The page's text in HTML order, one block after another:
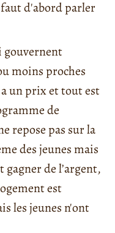
d'abord parler
gouvernent
moins proches
un prix et tout est
de
repose pas sur la
des jeunes mais
de l’argent,
est
les jeunes n'ont